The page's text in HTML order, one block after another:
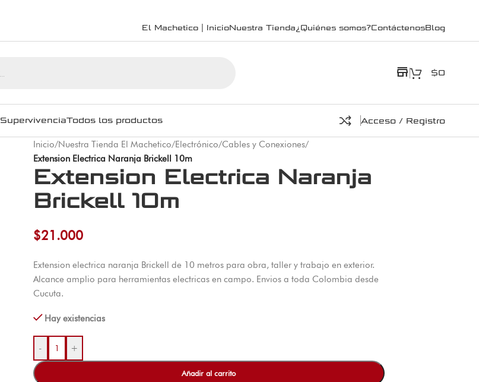
El Machetico | InicioNuestra Tienda¿Quiénes somos?ContáctenosBlog
store $0
SupervivenciaTodos los productos Acceso / Registro
Inicio/Nuestra Tienda El Machetico/Electrónico/Cables y Conexiones/
Extension Electrica Naranja Brickell 10m
Extension Electrica Naranja
Brickell 10m
$21.000
Extension electrica naranja Brickell de 10 metros para obra, taller y trabajo en exterior.
Alcance amplio para herramientas electricas en campo. Envios a toda Colombia desde
Cucuta.
Hay existencias
- +
Añadir al carrito